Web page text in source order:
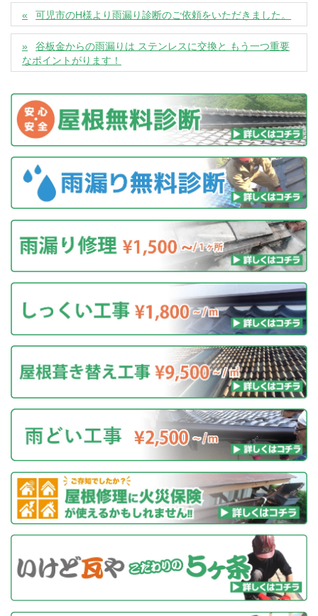
可児市のH様より雨漏り診断のご依頼をいただきました。
谷板金からの雨漏りは ステンレスに交換と もう一つ重要
なポイントがります！